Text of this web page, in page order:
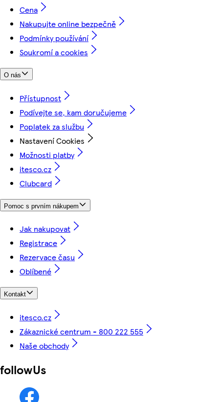
Cena
Nakupujte online bezpečně
Podmínky používání
Soukromí a cookies
O nás
Přístupnost
Podívejte se, kam doručujeme
Poplatek za službu
Nastavení Cookies
Možnosti platby
itesco.cz
Clubcard
Pomoc s prvním nákupem
Jak nakupovat
Registrace
Rezervace času
Oblíbené
Kontakt
itesco.cz
Zákaznické centrum - 800 222 555
Naše obchody
followUs